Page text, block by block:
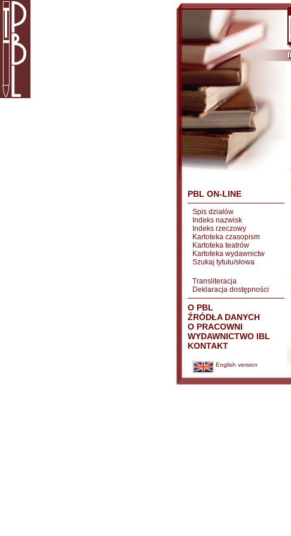
PBL ON-LINE
Spis działów
Indeks nazwisk
Indeks rzeczowy
Kartoteka czasopism
Kartoteka teatrów
Kartoteka wydawnictw
Szukaj tytułu/słowa
Transliteracja
Deklaracja dostępności
O PBL
ŹRÓDŁA DANYCH
O PRACOWNI
WYDAWNICTWO IBL
KONTAKT
English version